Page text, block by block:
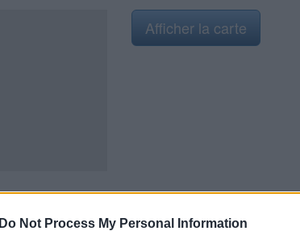
Do Not Process My Personal Information
Afficher la carte